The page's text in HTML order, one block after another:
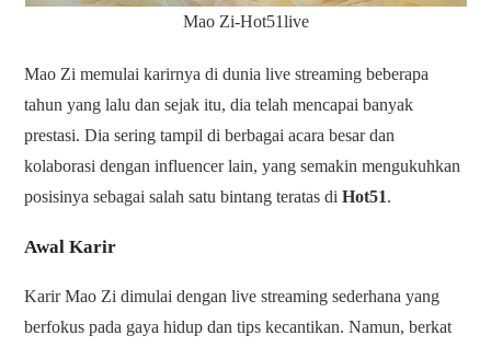
Mao Zi-Hot51live
Mao Zi memulai karirnya di dunia live streaming beberapa
tahun yang lalu dan sejak itu, dia telah mencapai banyak
prestasi. Dia sering tampil di berbagai acara besar dan
kolaborasi dengan influencer lain, yang semakin mengukuhkan
posisinya sebagai salah satu bintang teratas diHot51.
Awal Karir
Karir Mao Zi dimulai dengan live streaming sederhana yang
berfokus pada gaya hidup dan tips kecantikan. Namun, berkat